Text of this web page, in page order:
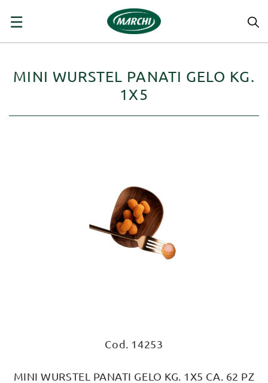
navigazione
☰
MINI WURSTEL PANATI GELO KG.
1X5
Cod. 14253
MINI WURSTEL PANATI GELO KG. 1X5 CA. 62 PZ